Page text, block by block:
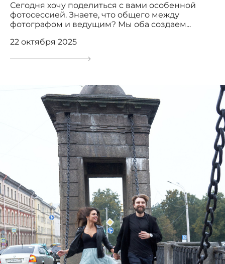
Сегодня хочу поделиться с вами особенной
фотосессией. Знаете, что общего между
фотографом и ведущим? Мы оба создаем...
22 октября 2025